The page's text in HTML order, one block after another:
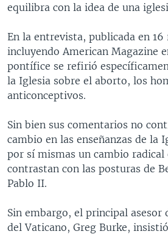
equilibra con la idea de una
En la entrevista, publicada en
incluyendo American Magazine
pontífice se refirió
la Iglesia sobre el aborto, los
anticonceptivos.
Sin bien sus comentarios no
cambio en las enseñanzas de la
por sí mismas un cambio radical
contrastan con las posturas de
Pablo II.
Sin embargo, el principal asesor
del Vaticano, Greg Burke,